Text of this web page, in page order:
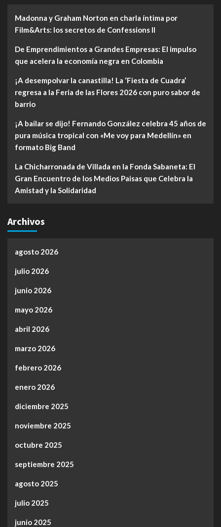
Madonna y Graham Norton en charla íntima por
Film&Arts: los secretos de Confessions II
De Emprendimientos a Grandes Empresas: El impulso
que acelera la economía negra en Colombia
¡A desempolvar la canastilla! La ‘Fiesta de Cuadra’
regresa a la Feria de las Flores 2026 con puro sabor de
barrio
¡A bailar se dijo! Fernando González celebra 45 años de
pura música tropical con «Me voy para Medellín» en
formato Big Band
La Chicharronada de Villada en la Fonda Sabaneta: El
Gran Encuentro de los Medios Paisas que Celebra la
Amistad y la Solidaridad
Archivos
agosto 2026
julio 2026
junio 2026
mayo 2026
abril 2026
marzo 2026
febrero 2026
enero 2026
diciembre 2025
noviembre 2025
octubre 2025
septiembre 2025
agosto 2025
julio 2025
junio 2025